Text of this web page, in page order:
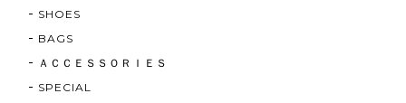
SHOES
BAGS
ＡＣＣＥＳＳＯＲＩＥＳ
SPECIAL